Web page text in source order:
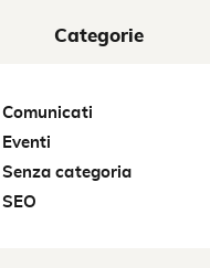
Categorie
Comunicati
Eventi
Senza categoria
SEO